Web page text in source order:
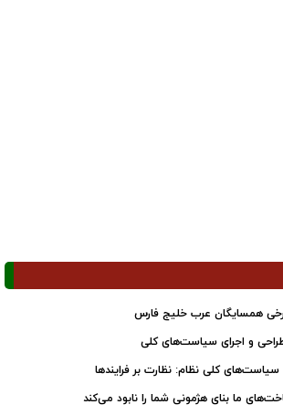
همسایگان عرب خلیج فارس
و اجرای سیاست‌های کلی
کلی نظام: نظارت بر فرایندها
ما بنای هژمونی شما را نابود می‌کند